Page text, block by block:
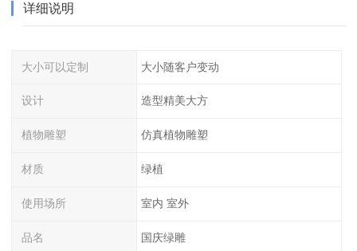
详细说明
大小可以定制 大小随客户变动
设计 造型精美大方
植物雕塑 仿真植物雕塑
材质 绿植
使用场所 室内 室外
品名 国庆绿雕